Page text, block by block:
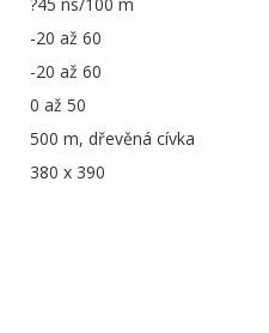
-20 až 60
-20 až 60
0 až 50
500 m, dřevěná cívka
380 x 390